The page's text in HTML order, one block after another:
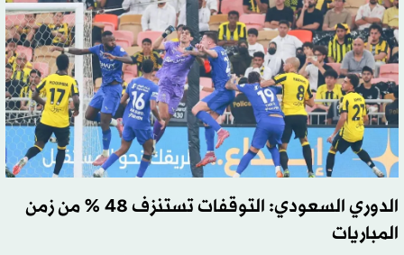
الدوري السعودي: التوقفات تستنزف 48 % من زمن
المباريات